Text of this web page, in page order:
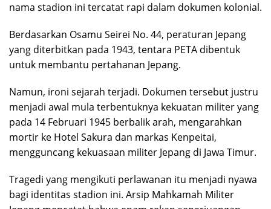
nama stadion ini tercatat rapi dalam dokumen kolonial.
Berdasarkan Osamu Seirei No. 44, peraturan Jepang
yang diterbitkan pada 1943, tentara PETA dibentuk
untuk membantu pertahanan Jepang.
Namun, ironi sejarah terjadi. Dokumen tersebut justru
menjadi awal mula terbentuknya kekuatan militer yang
pada 14 Februari 1945 berbalik arah, mengarahkan
mortir ke Hotel Sakura dan markas Kenpeitai,
mengguncang kekuasaan militer Jepang di Jawa Timur.
​Tragedi yang mengikuti perlawanan itu menjadi nyawa
bagi identitas stadion ini. Arsip Mahkamah Militer